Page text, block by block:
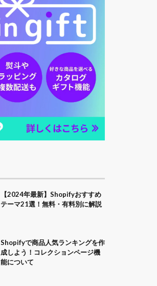
【2024年最新】Shopifyおすすめ
テーマ21選！無料・有料別に解説
Shopifyで商品人気ランキングを作
成しよう！コレクションページ機
能について